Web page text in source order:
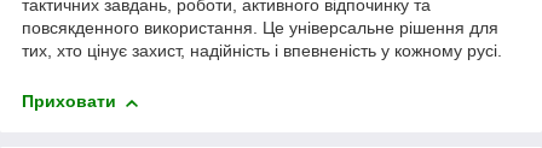
тактичних завдань, роботи, активного відпочинку та
повсякденного використання. Це універсальне рішення для
тих, хто цінує захист, надійність і впевненість у кожному русі.
Приховати